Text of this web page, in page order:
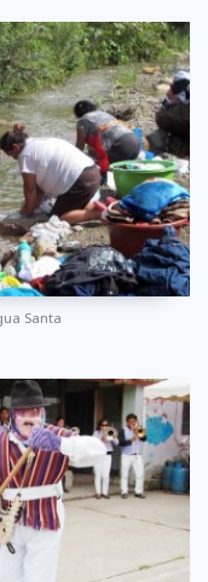
Santa